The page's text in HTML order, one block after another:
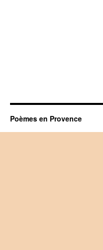
Poèmes en Provence